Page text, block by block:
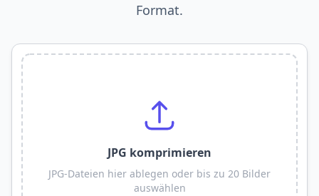
Format.
JPG komprimieren
JPG-Dateien hier ablegen oder bis zu 20 Bilder
auswählen